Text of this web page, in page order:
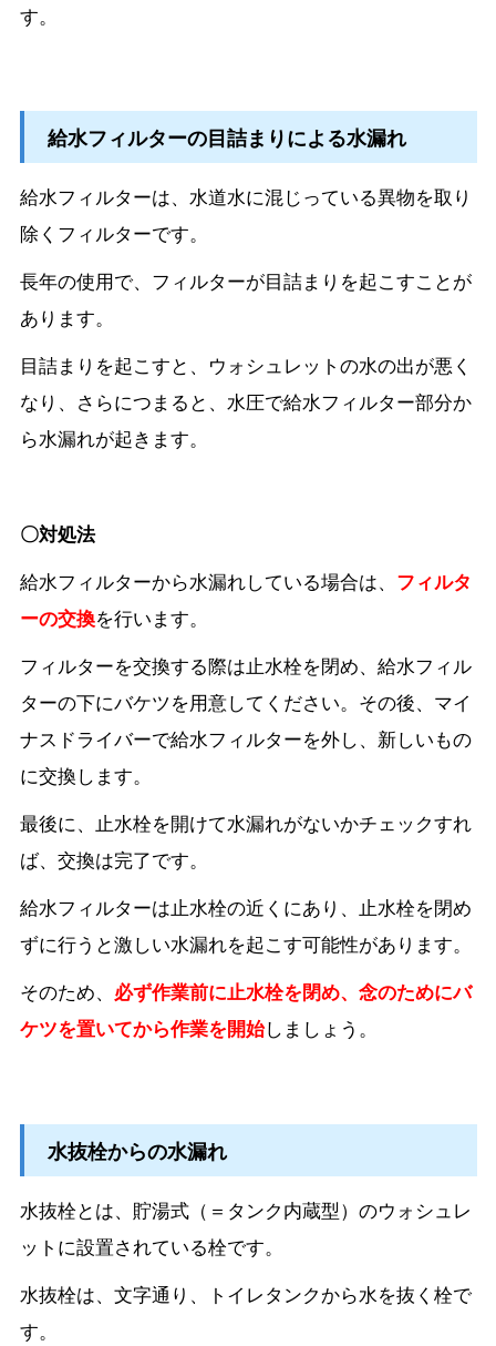
す。
給水フィルターの目詰まりによる水漏れ
給水フィルターは、水道水に混じっている異物を取り
除くフィルターです。
長年の使用で、フィルターが目詰まりを起こすことが
あります。
目詰まりを起こすと、ウォシュレットの水の出が悪く
なり、さらにつまると、水圧で給水フィルター部分か
ら水漏れが起きます。
〇対処法
給水フィルターから水漏れしている場合は、 フィルタ
ーの交換を行います。
フィルターを交換する際は止水栓を閉め、給水フィル
ターの下にバケツを用意してください。その後、マイ
ナスドライバーで給水フィルターを外し、新しいもの
に交換します。
最後に、止水栓を開けて水漏れがないかチェックすれ
ば、交換は完了です。
給水フィルターは止水栓の近くにあり、止水栓を閉め
ずに行うと激しい水漏れを起こす可能性があります。
そのため、 必ず作業前に止水栓を閉め、念のためにバ
ケツを置いてから作業を開始しましょう。
水抜栓からの水漏れ
水抜栓とは、貯湯式（＝タンク内蔵型）のウォシュレ
ットに設置されている栓です。
水抜栓は、文字通り、トイレタンクから水を抜く栓で
す。